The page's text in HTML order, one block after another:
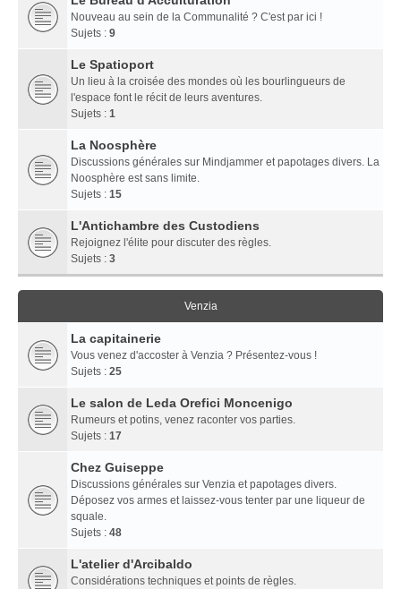
Nouveau au sein de la Communalité ? C'est par ici !
Sujets : 9
Le Spatioport
Un lieu à la croisée des mondes où les bourlingueurs de
l'espace font le récit de leurs aventures.
Sujets : 1
La Noosphère
Discussions générales sur Mindjammer et papotages divers. La
Noosphère est sans limite.
Sujets : 15
L'Antichambre des Custodiens
Rejoignez l'élite pour discuter des règles.
Sujets : 3
Venzia
La capitainerie
Vous venez d'accoster à Venzia ? Présentez-vous !
Sujets : 25
Le salon de Leda Orefici Moncenigo
Rumeurs et potins, venez raconter vos parties.
Sujets : 17
Chez Guiseppe
Discussions générales sur Venzia et papotages divers.
Déposez vos armes et laissez-vous tenter par une liqueur de
squale.
Sujets : 48
L'atelier d'Arcibaldo
Considérations techniques et points de règles.